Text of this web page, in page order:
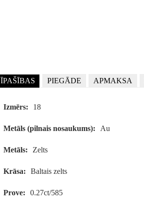
ĪPAŠĪBAS PIEGĀDE APMAKSA
Izmērs: 18
Metāls (pilnais nosaukums): Au
Metāls: Zelts
Krāsa: Baltais zelts
Prove: 0.27ct/585